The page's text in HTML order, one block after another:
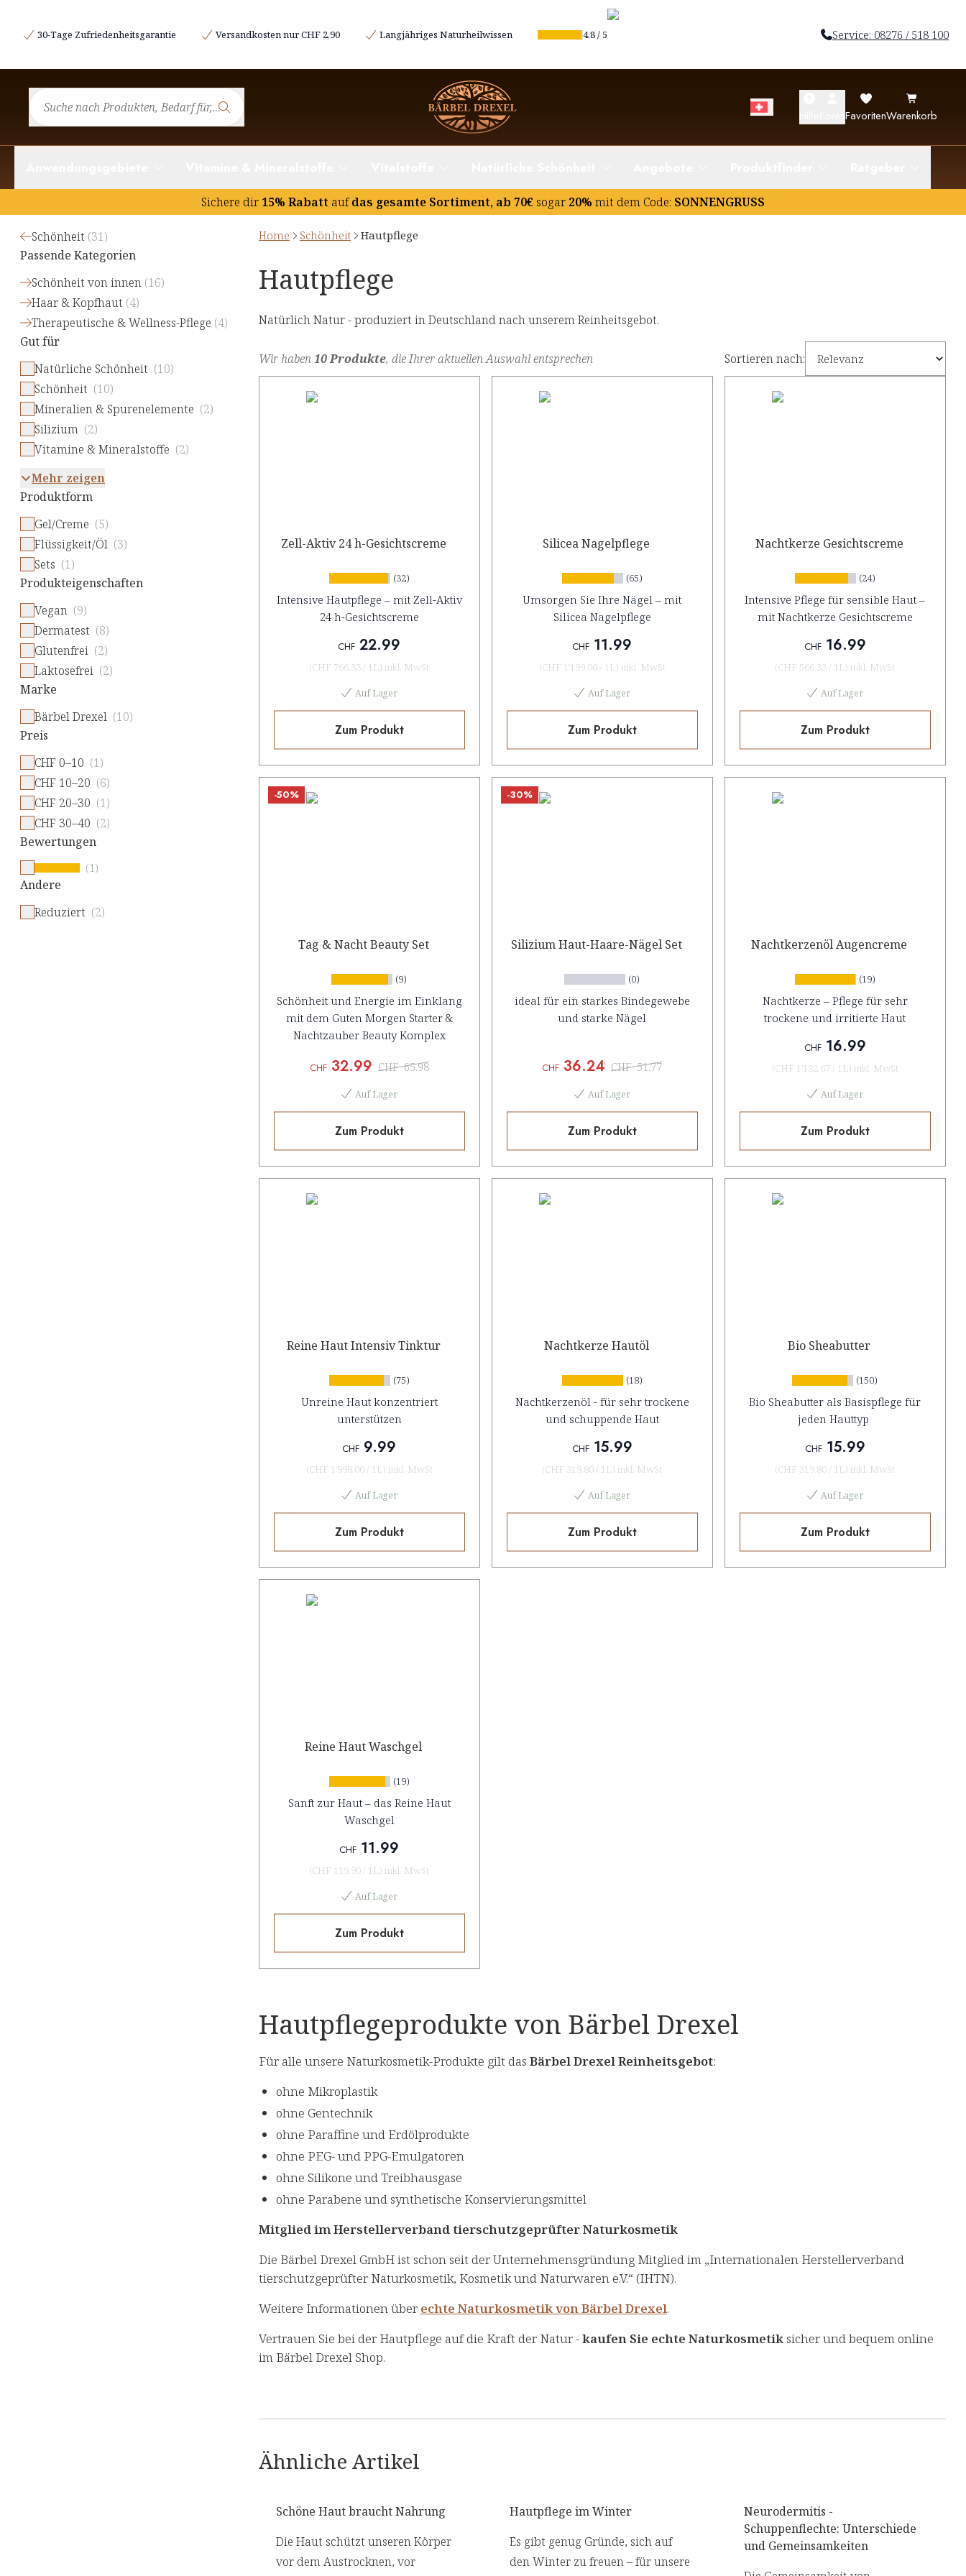
30-Tage Zufriedenheitsgarantie Versandkosten nur CHF 2,90 Langjähriges Naturheilwissen 4.8/5 Service: 08276 / 518 100
FavoritenWarenkorb
Sichere dir 15% Rabatt aufdas gesamte Sortiment, ab 70€ sogar 20% mit dem Code: SONNENGRUSS
Schönheit (31)
Passende Kategorien
Schönheit von innen (16)
Haar & Kopfhaut (4)
Therapeutische & Wellness-Pflege (4)
Gut für
Natürliche Schönheit (10)
Schönheit (10)
Mineralien & Spurenelemente (2)
Silizium (2)
Vitamine & Mineralstoffe (2)
Mehr zeigen
Produktform
Gel/Creme (5)
Flüssigkeit/Öl (3)
Sets (1)
Produkteigenschaften
Vegan (9)
Dermatest (8)
Glutenfrei (2)
Laktosefrei (2)
Marke
Bärbel Drexel (10)
Preis
CHF 0–10 (1)
CHF 10–20 (6)
CHF 20–30 (1)
CHF 30–40 (2)
Bewertungen
(1)
Andere
Reduziert (2)
Home Schönheit Hautpflege
Hautpflege
Natürlich Natur - produziert in Deutschland nach unserem Reinheitsgebot.
Wir haben10 Produkte, die Ihrer aktuellen Auswahl entsprechen Sortieren nach:
Zell-Aktiv 24 h-Gesichtscreme
(32)
Intensive Hautpflege – mit Zell-Aktiv
24 h-Gesichtscreme
CHF 22.99
(CHF 766.33 / 1L) inkl. MwSt
Auf Lager
Zum Produkt
Silicea Nagelpflege
(65)
Umsorgen Sie Ihre Nägel – mit
Silicea Nagelpflege
CHF 11.99
(CHF 1'199.00 / 1L) inkl. MwSt
Auf Lager
Zum Produkt
Nachtkerze Gesichtscreme
(24)
Intensive Pflege für sensible Haut –
mit Nachtkerze Gesichtscreme
CHF16.99
(CHF 566.33 / 1L) inkl. MwSt
Auf Lager
Zum Produkt
-50%
Tag & Nacht Beauty Set
(9)
Schönheit und Energie im Einklang
mit dem Guten Morgen Starter &
Nachtzauber Beauty Komplex
CHF32.99 CHF 65.98
Auf Lager
Zum Produkt
-30%
Silizium Haut-Haare-Nägel Set
(0)
ideal für ein starkes Bindegewebe
und starke Nägel
CHF 36.24 CHF 51.77
Auf Lager
Zum Produkt
Nachtkerzenöl Augencreme
(19)
Nachtkerze – Pflege für sehr
trockene und irritierte Haut
CHF16.99
(CHF 1'132.67 / 1L) inkl. MwSt
Auf Lager
Zum Produkt
Reine Haut Intensiv Tinktur
(75)
Unreine Haut konzentriert
unterstützen
CHF 9.99
(CHF 1'998.00 / 1L) inkl. MwSt
Auf Lager
Zum Produkt
Nachtkerze Hautöl
(18)
Nachtkerzenöl - für sehr trockene
und schuppende Haut
CHF15.99
(CHF 319.80 / 1L) inkl. MwSt
Auf Lager
Zum Produkt
Bio Sheabutter
(150)
Bio Sheabutter als Basispflege für
jeden Hauttyp
CHF15.99
(CHF 319.80 / 1L) inkl. MwSt
Auf Lager
Zum Produkt
Reine Haut Waschgel
(19)
Sanft zur Haut – das Reine Haut
Waschgel
CHF 11.99
(CHF 119.90 / 1L) inkl. MwSt
Auf Lager
Zum Produkt
Hautpflegeprodukte von Bärbel Drexel
Für alle unsere Naturkosmetik-Produkte gilt das Bärbel Drexel Reinheitsgebot:
ohne Mikroplastik
ohne Gentechnik
ohne Paraffine und Erdölprodukte
ohne PEG- und PPG-Emulgatoren
ohne Silikone und Treibhausgase
ohne Parabene und synthetische Konservierungsmittel
Mitglied im Herstellerverband tierschutzgeprüfter Naturkosmetik
Die Bärbel Drexel GmbH ist schon seit der Unternehmensgründung Mitglied im „Internationalen Herstellerverband
tierschutzgeprüfter Naturkosmetik, Kosmetik und Naturwaren e.V.“ (IHTN).
Weitere Informationen über echte Naturkosmetik von Bärbel Drexel.
Vertrauen Sie bei der Hautpflege auf die Kraft der Natur -kaufen Sie echte Naturkosmetiksicher und bequem online
im Bärbel Drexel Shop.
Ähnliche Artikel
Schöne Haut braucht Nahrung
Die Haut schützt unseren Körper
vor dem Austrocknen, vor
Hautpflege im Winter
Es gibt genug Gründe, sich auf
den Winter zu freuen – für unsere
Neurodermitis -
Schuppenflechte: Unterschiede
und Gemeinsamkeiten